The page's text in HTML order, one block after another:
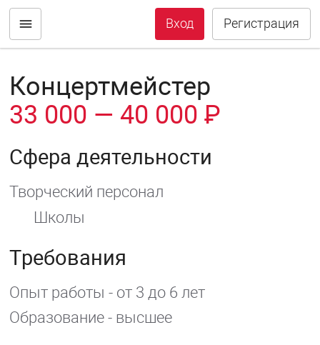
Концертмейстер
33 000 — 40 000 ₽
Сфера деятельности
Творческий персонал
Школы
Требования
Опыт работы - от 3 до 6 лет
Образование - высшее
Вход Регистрация